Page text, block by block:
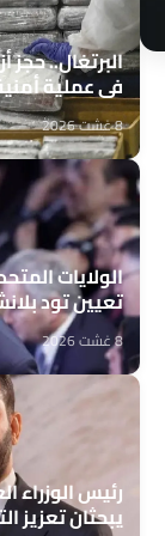
في عملية
8 غشت 2026
الولايات
تعيين تود
8 غشت 2026
رئيس الوزراء
يبحثان تعزيز